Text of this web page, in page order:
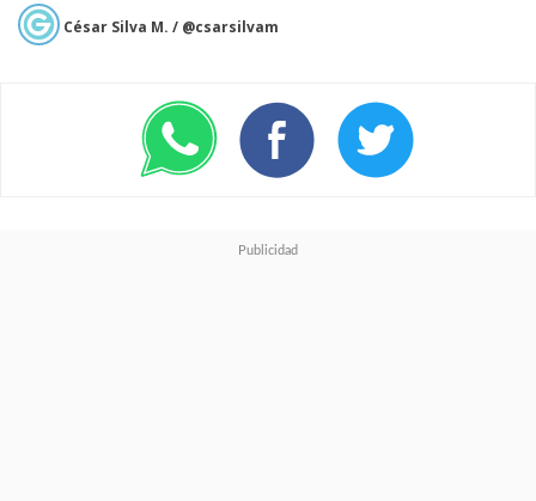
Respecto a lo que podemos
esperar de la trama de esta
César Silva M. / @csarsilvam